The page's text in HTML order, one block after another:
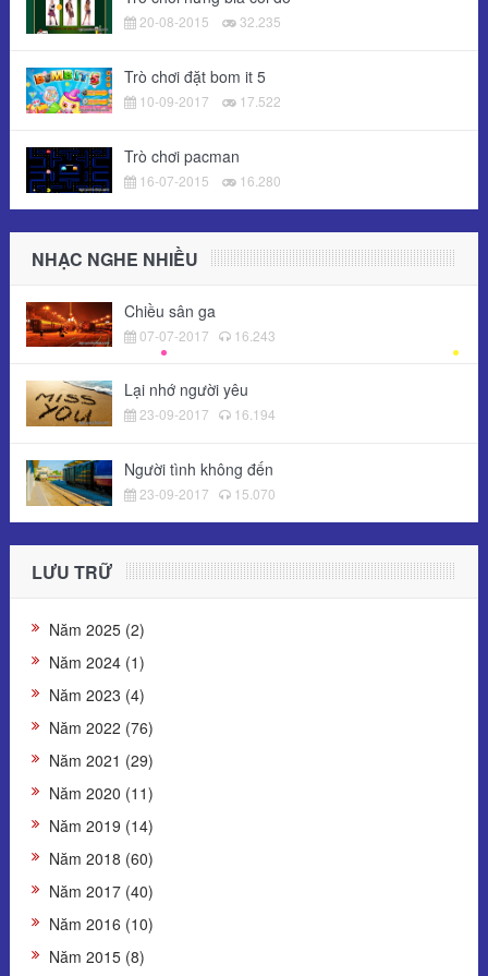
20-08-2015 32.235
Trò chơi đặt bom it 5
10-09-2017 17.522
Trò chơi pacman
16-07-2015 16.280
NHẠC NGHE NHIỀU
Chiều sân ga
07-07-2017 16.243
Lại nhớ người yêu
23-09-2017 16.194
Người tình không đến
23-09-2017 15.070
LƯU TRỮ
Năm 2025 (2)
Năm 2024 (1)
Năm 2023 (4)
Năm 2022 (76)
Năm 2021 (29)
Năm 2020 (11)
Năm 2019 (14)
Năm 2018 (60)
Năm 2017 (40)
Năm 2016 (10)
Năm 2015 (8)